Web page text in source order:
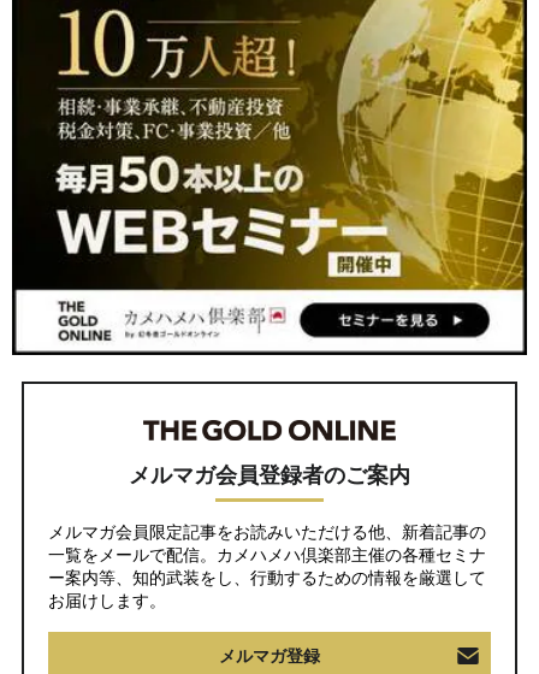
メルマガ会員登録者のご案内
メルマガ会員限定記事をお読みいただける他、新着記事の
一覧をメールで配信。カメハメハ倶楽部主催の各種セミナ
ー案内等、知的武装をし、行動するための情報を厳選して
お届けします。
メルマガ登録